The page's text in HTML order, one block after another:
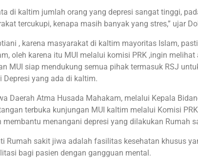
di kaltim jumlah orang yang depresi sangat tinggi,
tercukupi, kenapa masih banyak yang stres,” ujar
, karena masyarakat di kaltim mayoritas Islam,
oleh karena itu MUI melalui komisi PRK ,ingin melihat
MUI siap mendukung semua pihak termasuk RSJ
Depresi yang ada di kaltim.
Daerah Atma Husada Mahakam, melalui Kepala
terbuka kunjungan MUI kaltim melalui Komisi
menangani depresi yang dilakukan Rumah
Rumah sakit jiwa adalah fasilitas kesehatan khusus
bagi pasien dengan gangguan mental.